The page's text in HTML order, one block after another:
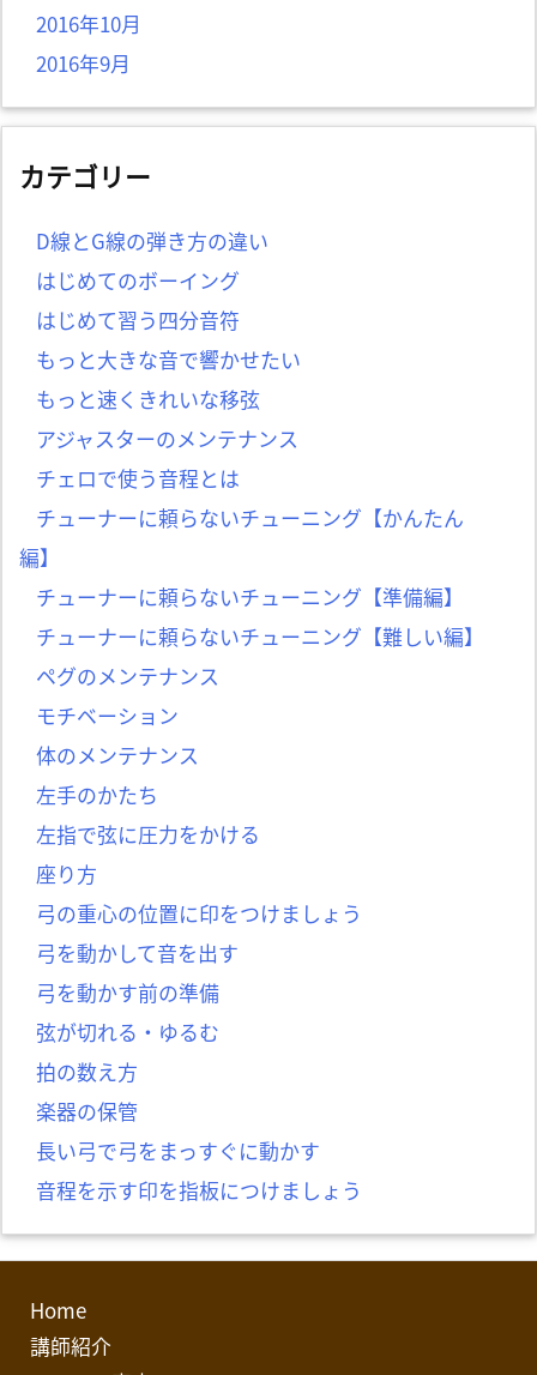
2016年10月
2016年9月
カテゴリー
D線とG線の弾き方の違い
はじめてのボーイング
はじめて習う四分音符
もっと大きな音で響かせたい
もっと速くきれいな移弦
アジャスターのメンテナンス
チェロで使う音程とは
チューナーに頼らないチューニング【かんたん
編】
チューナーに頼らないチューニング【準備編】
チューナーに頼らないチューニング【難しい編】
ペグのメンテナンス
モチベーション
体のメンテナンス
左手のかたち
左指で弦に圧力をかける
座り方
弓の重心の位置に印をつけましょう
弓を動かして音を出す
弓を動かす前の準備
弦が切れる・ゆるむ
拍の数え方
楽器の保管
長い弓で弓をまっすぐに動かす
音程を示す印を指板につけましょう
Home
講師紹介